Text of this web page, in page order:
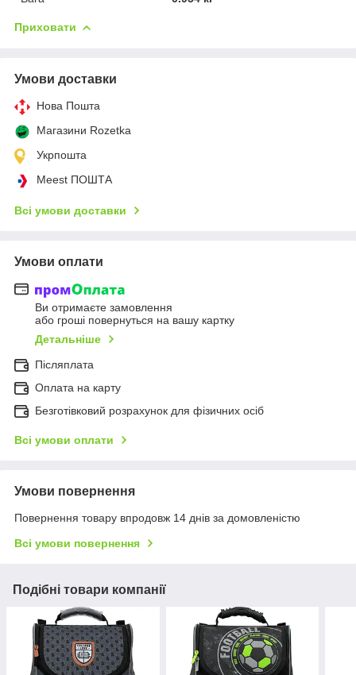
Приховати
Умови доставки
Нова Пошта
Магазини Rozetka
Укрпошта
Meest ПОШТА
Всі умови доставки
Умови оплати
Ви отримаєте замовлення
або гроші повернуться на вашу картку
Детальніше
Післяплата
Оплата на карту
Безготівковий розрахунок для фізичних осіб
Всі умови оплати
Умови повернення
Повернення товару впродовж 14 днів за домовленістю
Всі умови повернення
Подібні товари компанії